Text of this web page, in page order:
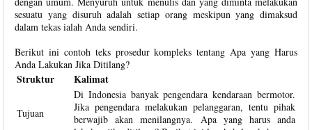
sesuatu yang disuruh adalah setiap orang meskipun yang dimaksud
dalam tekas ialah Anda sendiri.
Berikut ini contoh teks prosedur kompleks tentang Apa yang Harus
Anda Lakukan Jika Ditilang?
Struktur Kalimat
Tujuan
Di Indonesia banyak pengendara kendaraan bermotor.
Jika pengendara melakukan pelanggaran, tentu pihak
berwajib akan menilangnya. Apa yang harus anda